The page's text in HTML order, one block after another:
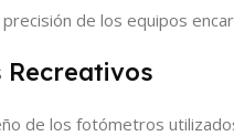
precisión de los equipos
Recreativos
de los fotómetros